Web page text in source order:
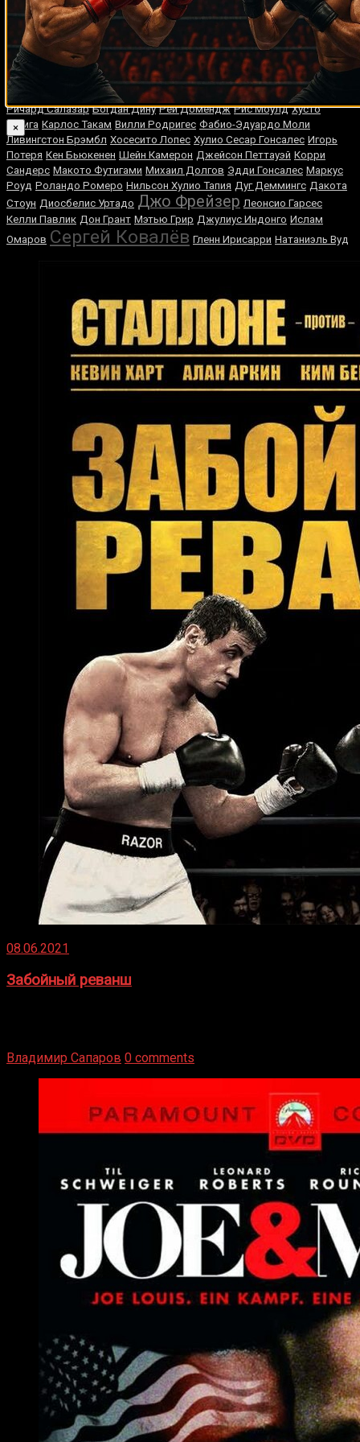
Случайные боксеры
Роман Огульчанский Луис Монако Константин Айрих Тердсак
Кокиетгым Райан Шэй Бен Баэз Флойд
Мейвезер
Луиджи Минчилло Мак Фостер
Руди Любберс
Ричард Салазар Богдан Дину Рей Домендж Рис Моулд Хусто
Зунига Карлос Такам Вилли Родригес Фабио-Эдуардо Моли
Ливингстон Брэмбл Хосесито Лопес Хулио Сесар Гонсалес Игорь
Потеря Кен Бьюкенен Шейн Камерон Джейсон Петтауэй Корри
Сандерс Макото Футигами Михаил Долгов Эдди Гонсалес Маркус
Роуд Роландо Ромеро Нильсон Хулио Тапия Дуг Деммингс Дакота
Стоун Диосбелис Уртадо Джо Фрейзер Леонсио Гарсес
Келли Павлик Дон Грант Мэтью Грир Джулиус Индонго Ислам
Омаров Сергей Ковалёв Гленн Ирисарри Натаниэль Вуд
08.06.2021
Забойный реванш
Владимир Сапаров 0 comments
×